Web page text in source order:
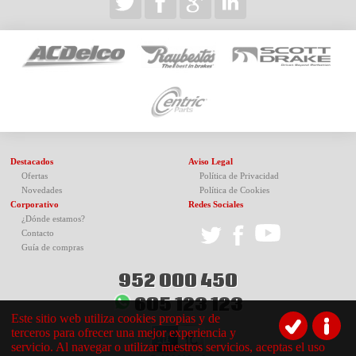
Destacados
Ofertas
Novedades
Corporativo
¿Dónde estamos?
Contacto
Guía de compras
Aviso Legal
Política de Privacidad
Política de Cookies
Redes Sociales
952 000 450
605 123 123
Este sitio web utiliza cookies propias y de
terceros para ofrecer una mejor experiencia y
servicio. Al navegar o utilizar nuestros servicios, aceptas el uso